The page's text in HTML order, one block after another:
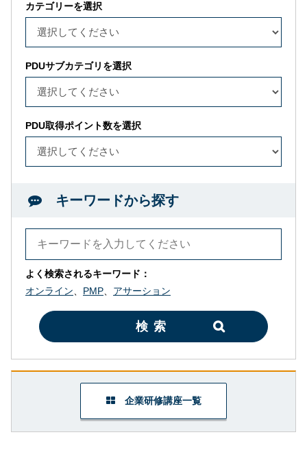
カテゴリーを選択
PDUサブカテゴリを選択
PDU取得ポイント数を選択
キーワードから探す
よく検索されるキーワード：
オンライン
PMP アサーション
検索
企業研修講座一覧